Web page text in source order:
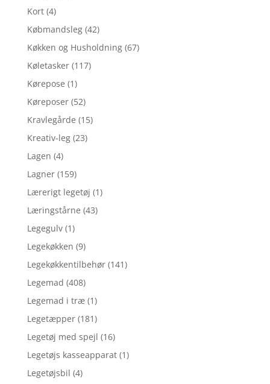
Kort (4)
Købmandsleg (42)
Køkken og Husholdning (67)
Køletasker (117)
Kørepose (1)
Køreposer (52)
Kravlegårde (15)
Kreativ-leg (23)
Lagen (4)
Lagner (159)
Lærerigt legetøj (1)
Læringstårne (43)
Legegulv (1)
Legekøkken (9)
Legekøkkentilbehør (141)
Legemad (408)
Legemad i træ (1)
Legetæpper (181)
Legetøj med spejl (16)
Legetøjs kasseapparat (1)
Legetøjsbil (4)